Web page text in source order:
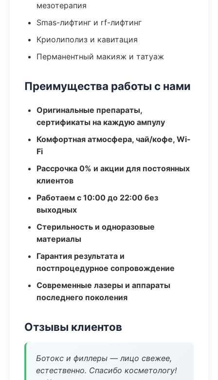
мезотерапия
Smas-лифтинг и rf-лифтинг
Криолиполиз и кавитация
Перманентный макияж и татуаж
Преимущества работы с нами
Оригинальные препараты,
сертификаты на каждую ампулу
Комфортная атмосфера, чай/кофе, Wi-
Fi
Рассрочка 0% и акции для постоянных
клиентов
Работаем с 10:00 до 22:00 без
выходных
Стерильность и одноразовые
материалы
Гарантия результата и
постпроцедурное сопровождение
Современные лазеры и аппараты
последнего поколения
Отзывы клиентов
Ботокс и филлеры — лицо свежее,
естественно. Спасибо косметологу!